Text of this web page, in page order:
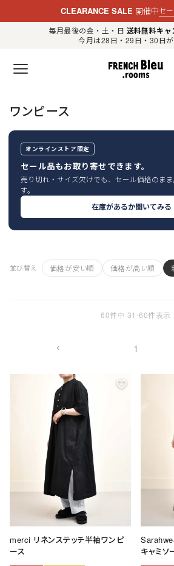
CLEARANCE SALE 開催中セ
毎月最後の金・土・日 送料無料キャ
今月は28日・29日・30日
F
R
e
o
m
式
通
セ
ト
シ
ョ
ログ
LADIES
MENS
GOODS
KISOGAWA BLOG
SHOP NEWS
新規会員登録
マイページ
送料について
ワンピース
オンラインストア限定
セール品もお取り寄せできます。
売り切れ・サイズ欠けでも、セール価格のま
す。
在庫があるか聞いてみ
並び替え 価格が安い順 価格が高い順
60件中 31 -60件表示
1
merci リネンステッチ半袖ワンピ
ース
キャミソ